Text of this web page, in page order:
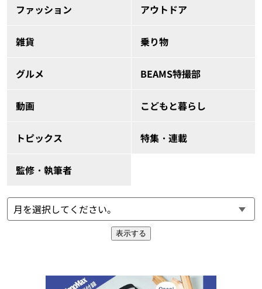
ファッション アウトドア
雑貨 乗り物
グルメ BEAMS特撮部
動画 こどもと暮らし
トピックス 特集・連載
監修・執筆者
表示する